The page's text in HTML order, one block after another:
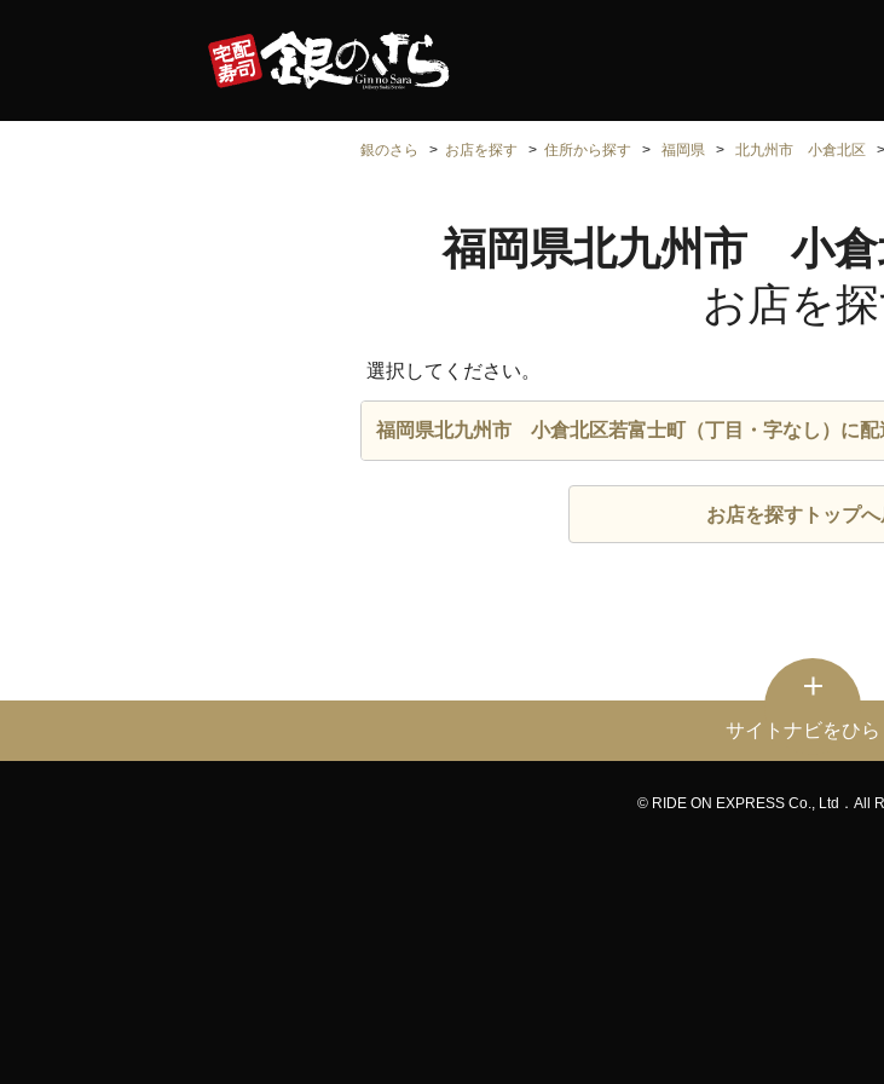
銀のさら お店を探す 住所から探す 福岡県 北九州市 小倉北区
福岡県北九州市 小倉
お店を
選択してください。
福岡県北九州市 小倉北区若富士町（丁目・字なし）に配
お店を探すトップへ
サイトナビをひら
© RIDE ON EXPRESS Co., Ltd．All